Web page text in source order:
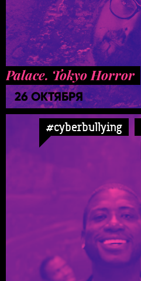
Palace. Tokyo Horror
26 ОКТЯБРЯ
#cyberbullying